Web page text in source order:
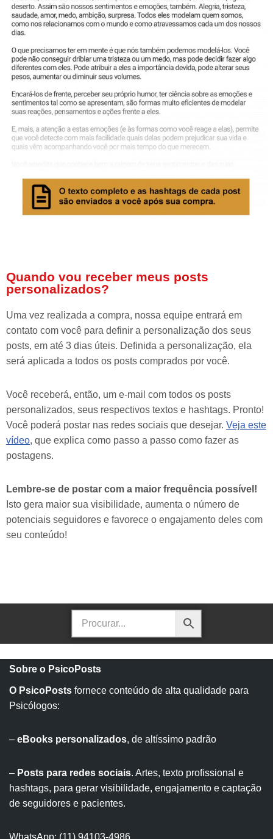
Quando vou receber meus posts
personalizados?
Uma vez realizada a compra, nossa equipe entrará em
contato com você para definir a personalização dos seus
posts, em até 3 dias úteis. Definida a personalização, ela
será aplicada a todos os posts comprados por você.
Você receberá, então, um e-mail com todos os posts
personalizados, seus respectivos textos e hashtags. Pronto!
Você poderá postar nas redes sociais que desejar. Veja este
vídeo, que explica como passo a passo como fazer as
postagens.
Lembre-se de postar com a maior frequência possível!
Isto gera maior sua visibilidade, aumenta o número de
potenciais seguidores e favorece o engajamento deles com
seu conteúdo!
Sobre o PsicoPosts
O PsicoPosts fornece conteúdo de alta qualidade para
Psicólogos:
– eBooks personalizados, de altíssimo padrão
– Posts para redes sociais. Artes, texto profissional e
hashtags, para gerar visibilidade, engajamento e captação
de seguidores e pacientes.
WhatsApp: (11) 94103-4986